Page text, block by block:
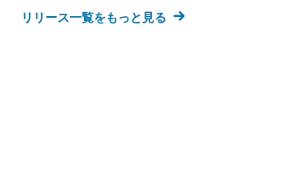
リリース一覧をもっと見る